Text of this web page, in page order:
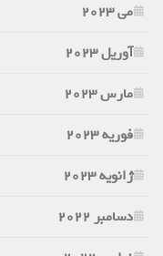
می 2023
آوریل 2023
مارس 2023
فوریه 2023
ژانویه 2023
دسامبر 2022